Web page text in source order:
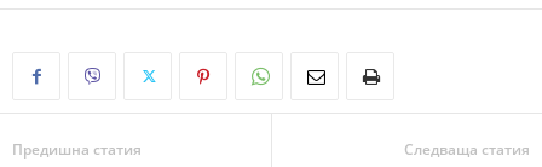
Предишна статия Следваща статия